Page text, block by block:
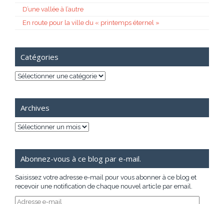
D’une vallée à l’autre
En route pour la ville du « printemps éternel »
Catégories
Catégories
Archives
Archives
Abonnez-vous à ce blog par e-mail.
Saisissez votre adresse e-mail pour vous abonner à ce blog et
recevoir une notification de chaque nouvel article par email.
Adresse